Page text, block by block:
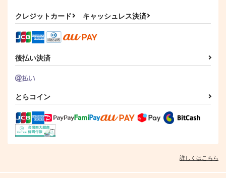
クレジットカード キャッシュレス決済
後払い決済
とらコイン
詳しくはこちら